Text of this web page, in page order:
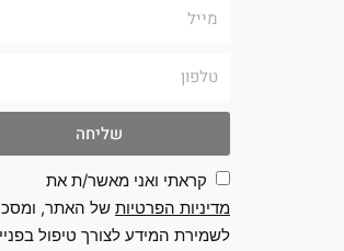
שליחה
קראתי ואני מאשר/ת את
מדיניות הפרטיותשל האתר, ומסכים/ה
לשמירת המידע לצורך טיפול בפנייתי